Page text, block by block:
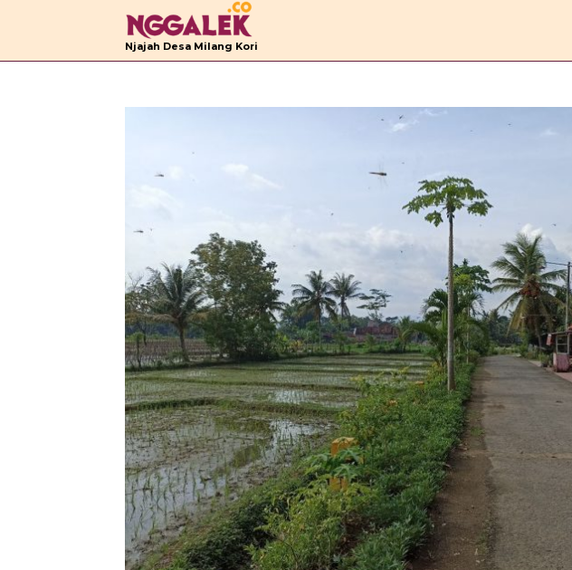
Njajah Desa Milang Kori